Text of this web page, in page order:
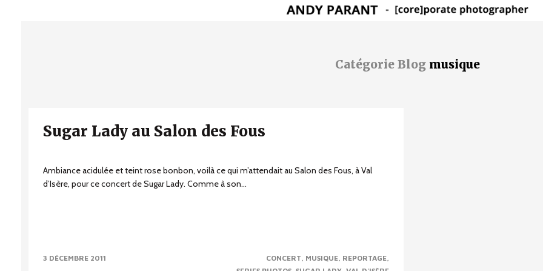
Catégorie Blog musique
Sugar Lady au Salon des Fous
Ambiance acidulée et teint rose bonbon, voilà ce qui m’attendait au Salon des Fous, à Val
d’Isère, pour ce concert de Sugar Lady. Comme à son...
3 DÉCEMBRE 2011 CONCERT MUSIQUE REPORTAGE